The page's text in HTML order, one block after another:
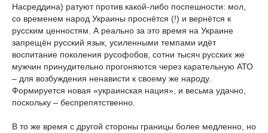
Насреддина) ратуют против какой-либо поспешности: мол,
со временем народ Украины проснётся (!) и вернётся к
русским ценностям. А реально за это время на Украине
запрещён русский язык, усиленными темпами идёт
воспитание поколения русофобов, сотни тысяч русских же
мужчин принудительно прогоняются через карательную АТО
– для возбуждения ненависти к своему же народу.
Формируется новая «украинская нация», и весьма удачно,
поскольку – беспрепятственно.
В то же время с другой стороны границы более медленно, но